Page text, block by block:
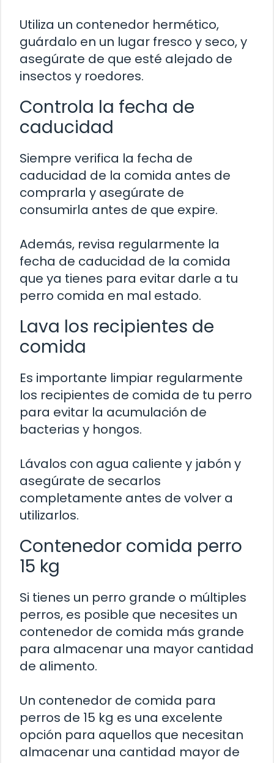
Utiliza un contenedor hermético,
guárdalo en un lugar fresco y seco, y
asegúrate de que esté alejado de
insectos y roedores.
Controla la fecha de
caducidad
Siempre verifica la fecha de
caducidad de la comida antes de
comprarla y asegúrate de
consumirla antes de que expire.
Además, revisa regularmente la
fecha de caducidad de la comida
que ya tienes para evitar darle a tu
perro comida en mal estado.
Lava los recipientes de
comida
Es importante limpiar regularmente
los recipientes de comida de tu perro
para evitar la acumulación de
bacterias y hongos.
Lávalos con agua caliente y jabón y
asegúrate de secarlos
completamente antes de volver a
utilizarlos.
Contenedor comida perro
15 kg
Si tienes un perro grande o múltiples
perros, es posible que necesites un
contenedor de comida más grande
para almacenar una mayor cantidad
de alimento.
Un contenedor de comida para
perros de 15 kg es una excelente
opción para aquellos que necesitan
almacenar una cantidad mayor de